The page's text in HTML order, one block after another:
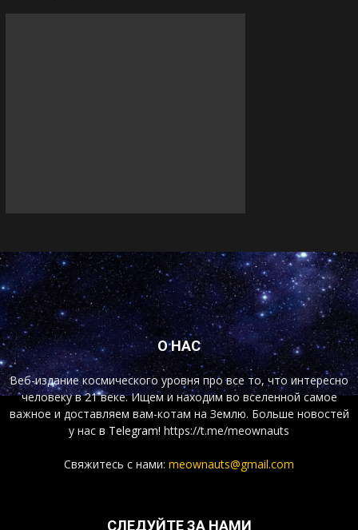
О НАС
Веб-издание космического уровня про все то, что интересно
человеку в 21 веке. Ищем и находим во вселенной самое
важное и доставляем вам-котам на Землю. Больше новостей
у нас в Telegram! https://t.me/meownauts
Свяжитесь с нами: meownauts@gmail.com
СЛЕДУЙТЕ ЗА НАМИ